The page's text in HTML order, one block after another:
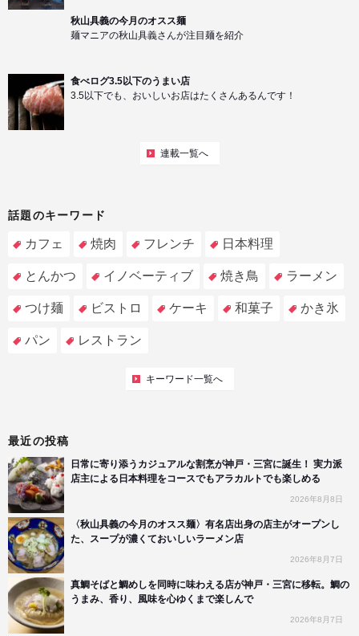
秋山具義の今月のオスス麺
麺マニアの秋山具義さんが注目麺を紹介
食べログ3.5以下のうまい店
3.5以下でも、おいしいお店はたくさんあるんです！
連載一覧へ
話題のキーワード
カフェ 焼肉 フレンチ 日本料理
とんかつ イノベーティブ 焼き鳥 ラーメン
つけ麺 ビストロ ケーキ 和菓子 かき氷
パン レストラン
キーワード一覧へ
最近の投稿
日常に寄り添うカジュアルな割烹が神戸・三宮に誕生！ 実力派
店主による日本料理をコースでもアラカルトでも楽しめる
2026年8月8日
〈秋山具義の今月のオスス麺〉有名店出身の店主がオープンし
た、スープが濃くておいしいラーメン店
2026年8月7日
真鯛そばと鯛めしを同時に味わえる店が神戸・三宮に移転。鯛の
うまみ、香り、風味を心ゆくまで楽しんで
2026年8月7日